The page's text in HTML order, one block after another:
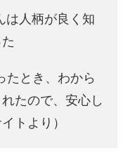
は人柄が良く知
たとき、わから
たので、安心し
トより）